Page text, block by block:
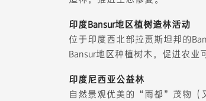
印度Bansur地区植树造林活动
位于印度西北部拉贾斯坦邦的
Bansur地区种植树木，促进农业
印度尼西亚公益林
自然景观优美的“雨都”茂物（